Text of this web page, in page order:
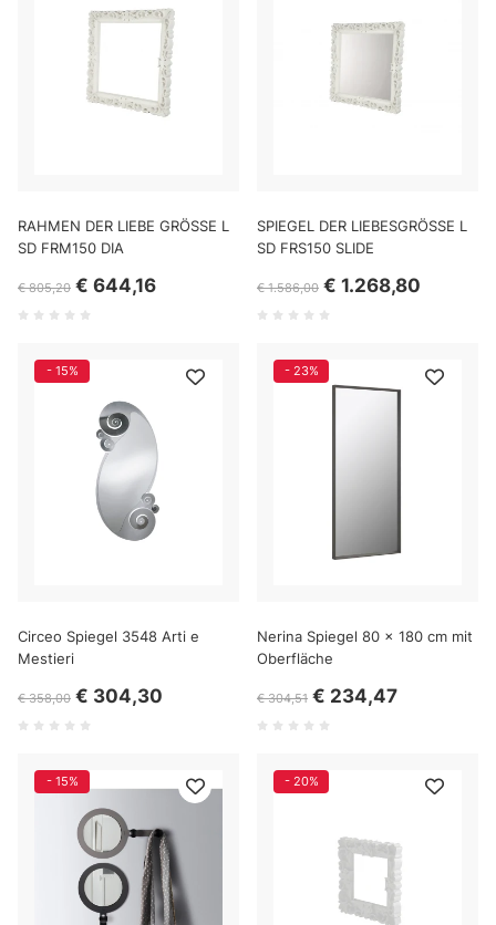
RAHMEN DER LIEBE GRÖSSE L
SD FRM150 DIA
€ 805,20 € 644,16
SPIEGEL DER LIEBESGRÖSSE L
SD FRS150 SLIDE
€ 1.586,00 € 1.268,80
- 15%
Circeo Spiegel 3548 Arti e
Mestieri
€ 358,00 € 304,30
- 23%
Nerina Spiegel 80 x 180 cm mit
Oberfläche
€ 304,51 € 234,47
- 15% - 20%